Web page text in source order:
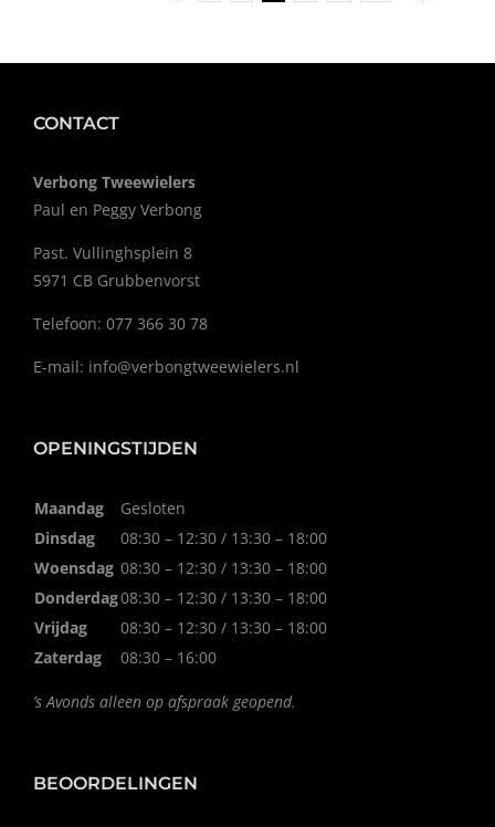
CONTACT
Verbong Tweewielers
Paul en Peggy Verbong
Past. Vullinghsplein 8
5971 CB Grubbenvorst
Telefoon: 077 366 30 78
E-mail: info@verbongtweewielers.nl
OPENINGSTIJDEN
Maandag
Gesloten
Dinsdag
08:30 – 12:30 / 13:30 – 18:00
Woensdag 08:30 – 12:30 / 13:30 – 18:00
Donderdag08:30 – 12:30 / 13:30 – 18:00
Vrijdag
08:30 – 12:30 / 13:30 – 18:00
Zaterdag
08:30 – 16:00
’s Avonds alleen op afspraak geopend.
BEOORDELINGEN